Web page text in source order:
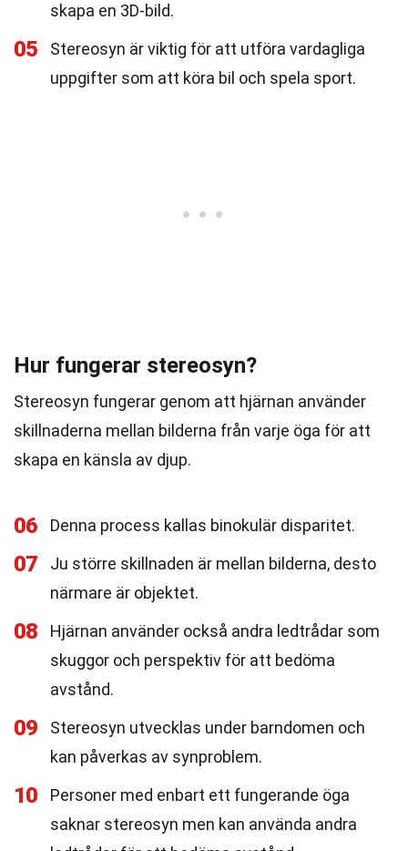
skapa en 3D-bild.
05
Stereosyn är viktig för att utföra vardagliga
uppgifter som att köra bil och spela sport.
Hur fungerar stereosyn?
Stereosyn fungerar genom att hjärnan använder
skillnaderna mellan bilderna från varje öga för att
skapa en känsla av djup.
06 Denna process kallas binokulär disparitet.
07
Ju större skillnaden är mellan bilderna, desto
närmare är objektet.
08
Hjärnan använder också andra ledtrådar som
skuggor och perspektiv för att bedöma
avstånd.
09
Stereosyn utvecklas under barndomen och
kan påverkas av synproblem.
10
Personer med enbart ett fungerande öga
saknar stereosyn men kan använda andra